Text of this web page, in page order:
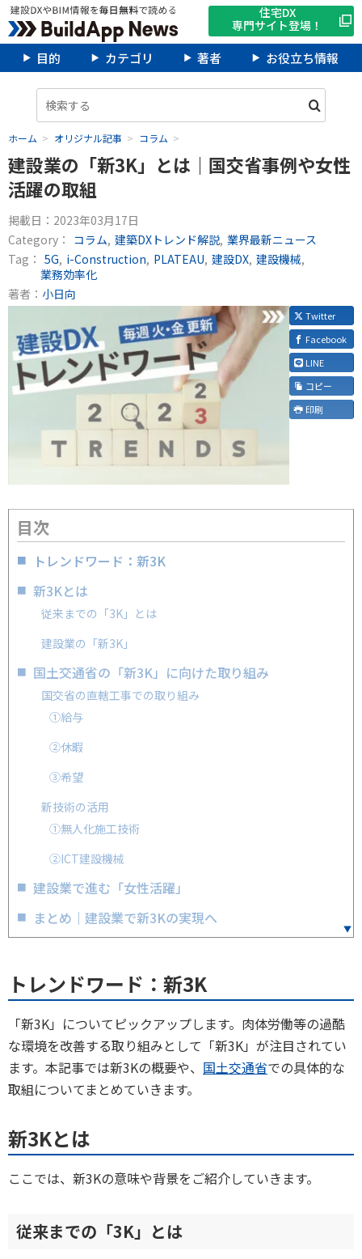
住宅DX
専門サイト登場！
目的 カテゴリ 著者 お役立ち情報
ホーム オリジナル記事 コラム
建設業の「新3K」とは｜国交省事例や女性
活躍の取組
掲載日： 2023年03月17日
Category： コラム 建築DXトレンド解説 業界最新ニュース
Tag： 5G i-Construction PLATEAU 建設DX 建設機械
業務効率化
著者： 小日向
Twitter
Facebook
LINE
コピー
印刷
目次
トレンドワード：新3K
新3Kとは
従来までの「3K」とは
建設業の「新3K」
国土交通省の「新3K」に向けた取り組み
国交省の直轄工事での取り組み
①給与
②休暇
③希望
新技術の活用
①無人化施工技術
②ICT建設機械
建設業で進む「女性活躍」
まとめ｜建設業で新3Kの実現へ
トレンドワード：新3K
「新3K」についてピックアップします。肉体労働等の過酷
な環境を改善する取り組みとして「新3K」が注目されてい
ます。本記事では新3Kの概要や、 国土交通省での具体的な
取組についてまとめていきます。
新3Kとは
ここでは、新3Kの意味や背景をご紹介していきます。
従来までの「3K」とは